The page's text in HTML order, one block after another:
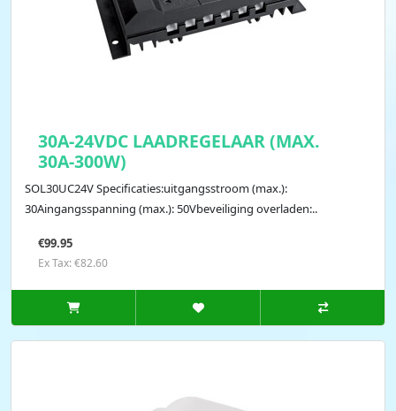
30A-24VDC LAADREGELAAR (MAX.
30A-300W)
SOL30UC24V Specificaties:uitgangsstroom (max.):
30Aingangsspanning (max.): 50Vbeveiliging overladen:..
€99.95
Ex Tax: €82.60